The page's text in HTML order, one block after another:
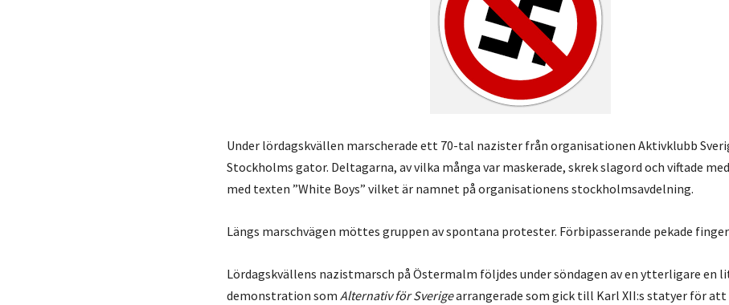
Under lördagskvällen marscherade ett 70-tal nazister från organisationen Aktivklubb
Stockholms gator. Deltagarna, av vilka många var maskerade, skrek slagord och viftade
med texten ”White Boys” vilket är namnet på organisationens stockholmsavdelning.
Längs marschvägen möttes gruppen av spontana protester. Förbipasserande pekade
Lördagskvällens nazistmarsch på Östermalm följdes under söndagen av en ytterligare en
demonstration som Alternativ för Sverigearrangerade som gick till Karl XII:s statyer för att